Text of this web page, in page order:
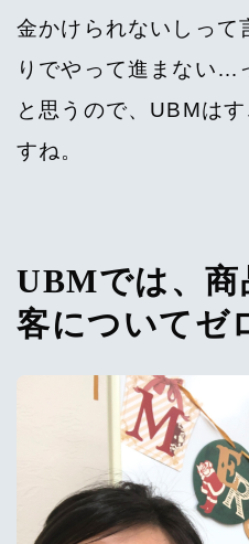
金かけられないしって
りでやって進まない…
と思うので、UBMは
すね。
UBMでは、
客についてゼ